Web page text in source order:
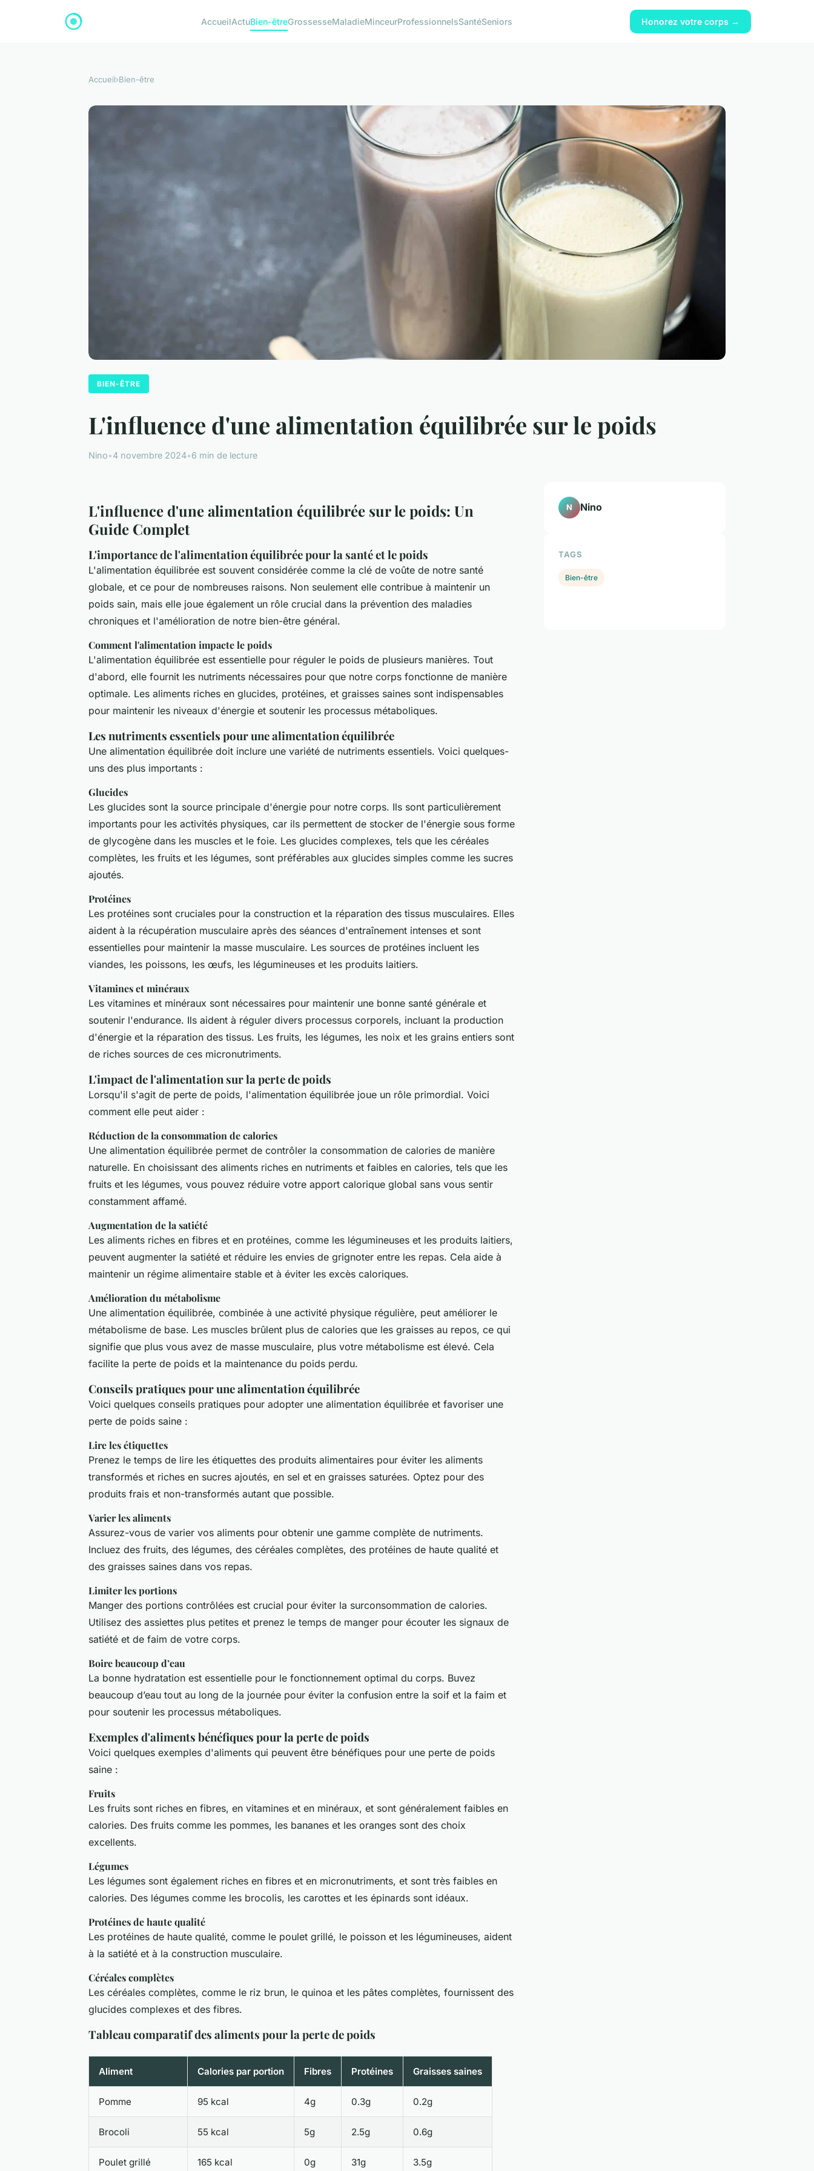
AccueilActuBien-êtreGrossesseMaladieMinceurProfessionnelsSantéSeniors Honorez votre corps →
Accueil›Bien-être
BIEN-ÊTRE
L'influence d'une alimentation équilibrée sur le poids
Nino•4 novembre 2024•6 min de lecture
L'influence d'une alimentation équilibrée sur le poids: Un
Guide Complet
L'importance de l'alimentation équilibrée pour la santé et le poids
L'alimentation équilibrée est souvent considérée comme la clé de voûte de notre santé
globale, et ce pour de nombreuses raisons. Non seulement elle contribue à maintenir un
poids sain, mais elle joue également un rôle crucial dans la prévention des maladies
chroniques et l'amélioration de notre bien-être général.
Comment l'alimentation impacte le poids
L'alimentation équilibrée est essentielle pour réguler le poids de plusieurs manières. Tout
d'abord, elle fournit les nutriments nécessaires pour que notre corps fonctionne de manière
optimale. Les aliments riches en glucides, protéines, et graisses saines sont indispensables
pour maintenir les niveaux d'énergie et soutenir les processus métaboliques.
Les nutriments essentiels pour une alimentation équilibrée
Une alimentation équilibrée doit inclure une variété de nutriments essentiels. Voici quelques-
uns des plus importants :
Glucides
Les glucides sont la source principale d'énergie pour notre corps. Ils sont particulièrement
importants pour les activités physiques, car ils permettent de stocker de l'énergie sous forme
de glycogène dans les muscles et le foie. Les glucides complexes, tels que les céréales
complètes, les fruits et les légumes, sont préférables aux glucides simples comme les sucres
ajoutés.
Protéines
Les protéines sont cruciales pour la construction et la réparation des tissus musculaires. Elles
aident à la récupération musculaire après des séances d'entraînement intenses et sont
essentielles pour maintenir la masse musculaire. Les sources de protéines incluent les
viandes, les poissons, les œufs, les légumineuses et les produits laitiers.
Vitamines et minéraux
Les vitamines et minéraux sont nécessaires pour maintenir une bonne santé générale et
soutenir l'endurance. Ils aident à réguler divers processus corporels, incluant la production
d'énergie et la réparation des tissus. Les fruits, les légumes, les noix et les grains entiers sont
de riches sources de ces micronutriments.
L'impact de l'alimentation sur la perte de poids
Lorsqu'il s'agit de perte de poids, l'alimentation équilibrée joue un rôle primordial. Voici
comment elle peut aider :
Réduction de la consommation de calories
Une alimentation équilibrée permet de contrôler la consommation de calories de manière
naturelle. En choisissant des aliments riches en nutriments et faibles en calories, tels que les
fruits et les légumes, vous pouvez réduire votre apport calorique global sans vous sentir
constamment affamé.
Augmentation de la satiété
Les aliments riches en fibres et en protéines, comme les légumineuses et les produits laitiers,
peuvent augmenter la satiété et réduire les envies de grignoter entre les repas. Cela aide à
maintenir un régime alimentaire stable et à éviter les excès caloriques.
Amélioration du métabolisme
Une alimentation équilibrée, combinée à une activité physique régulière, peut améliorer le
métabolisme de base. Les muscles brûlent plus de calories que les graisses au repos, ce qui
signifie que plus vous avez de masse musculaire, plus votre métabolisme est élevé. Cela
facilite la perte de poids et la maintenance du poids perdu.
Conseils pratiques pour une alimentation équilibrée
Voici quelques conseils pratiques pour adopter une alimentation équilibrée et favoriser une
perte de poids saine :
Lire les étiquettes
Prenez le temps de lire les étiquettes des produits alimentaires pour éviter les aliments
transformés et riches en sucres ajoutés, en sel et en graisses saturées. Optez pour des
produits frais et non-transformés autant que possible.
Varier les aliments
Assurez-vous de varier vos aliments pour obtenir une gamme complète de nutriments.
Incluez des fruits, des légumes, des céréales complètes, des protéines de haute qualité et
des graisses saines dans vos repas.
Limiter les portions
Manger des portions contrôlées est crucial pour éviter la surconsommation de calories.
Utilisez des assiettes plus petites et prenez le temps de manger pour écouter les signaux de
satiété et de faim de votre corps.
Boire beaucoup d’eau
La bonne hydratation est essentielle pour le fonctionnement optimal du corps. Buvez
beaucoup d’eau tout au long de la journée pour éviter la confusion entre la soif et la faim et
pour soutenir les processus métaboliques.
Exemples d'aliments bénéfiques pour la perte de poids
Voici quelques exemples d'aliments qui peuvent être bénéfiques pour une perte de poids
saine :
Fruits
Les fruits sont riches en fibres, en vitamines et en minéraux, et sont généralement faibles en
calories. Des fruits comme les pommes, les bananes et les oranges sont des choix
excellents.
Légumes
Les légumes sont également riches en fibres et en micronutriments, et sont très faibles en
calories. Des légumes comme les brocolis, les carottes et les épinards sont idéaux.
Protéines de haute qualité
Les protéines de haute qualité, comme le poulet grillé, le poisson et les légumineuses, aident
à la satiété et à la construction musculaire.
Céréales complètes
Les céréales complètes, comme le riz brun, le quinoa et les pâtes complètes, fournissent des
glucides complexes et des fibres.
Tableau comparatif des aliments pour la perte de poids
Aliment Calories par portion Fibres Protéines Graisses saines
Pomme 95 kcal 4g 0.3g 0.2g
Brocoli 55 kcal 5g 2.5g 0.6g
Poulet grillé 165 kcal 0g 31g 3.5g
N Nino
TAGS
Bien-être